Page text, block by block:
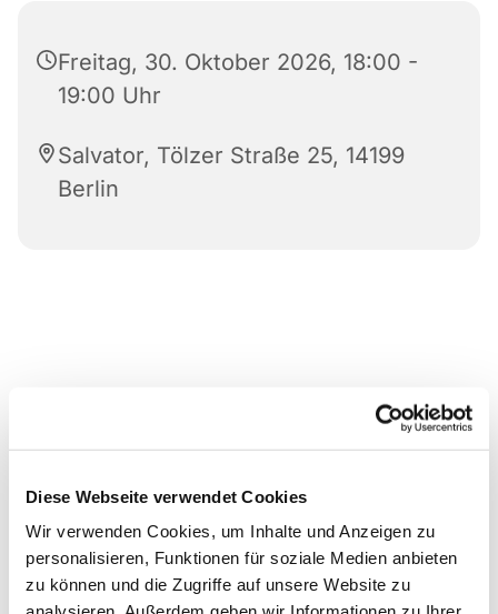
Diese Webseite verwendet Cookies
Wir verwenden Cookies, um Inhalte und Anzeigen zu
personalisieren, Funktionen für soziale Medien anbieten
zu können und die Zugriffe auf unsere Website zu
Freitag, 30. Oktober 2026, 18:00 -
19:00 Uhr
Salvator, Tölzer Straße 25, 14199
Berlin